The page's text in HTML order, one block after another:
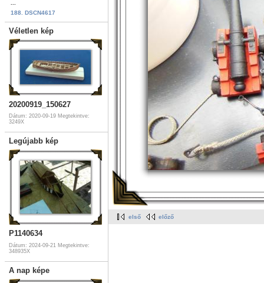
188. DSCN4617
Véletlen kép
20200919_150627
Dátum: 2020-09-19 Megtekintve:
3249X
Legújabb kép
P1140634
Dátum: 2024-09-21 Megtekintve:
348935X
A nap képe
első előző